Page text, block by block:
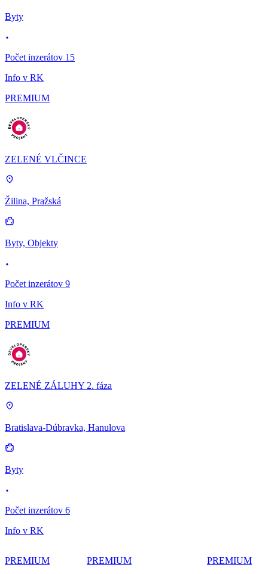
Byty
Počet inzerátov 15
Info v RK
PREMIUM
ZELENÉ VLČINCE
Žilina, Pražská
Byty, Objekty
Počet inzerátov 9
Info v RK
PREMIUM
ZELENÉ ZÁLUHY 2. fáza
Bratislava-Dúbravka, Hanulova
Byty
Počet inzerátov 6
Info v RK
PREMIUM PREMIUM PREMIUM